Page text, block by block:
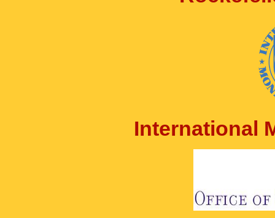
International